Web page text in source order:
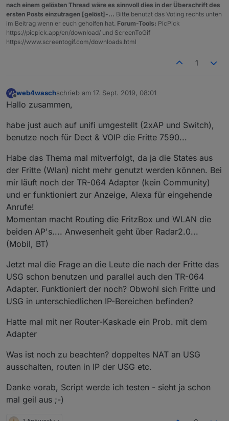
javascript.1	2019-09-16 10:16:01.187
javascript.1	2019-09-16 10:16:01.187
nach einem gelösten Thread wäre es sinnvoll dies in der Überschrift des
ersten Posts einzutragen [gelöst]-... Bitte benutzt das Voting rechts unten
im Beitrag wenn er euch geholfen hat. Forum-Tools: PicPick
https://picpick.app/en/download/ und ScreenToGif
https://www.screentogif.com/downloads.html
1
W
Offline
web4waschschrieb am 17. Sept. 2019, 08:01
zuletzt editiert von
Hallo zusammen,
habe just auch auf unifi umgestellt (2xAP und Switch),
benutze noch für Dect & VOIP die Fritte 7590...
Habe das Thema mal mitverfolgt, da ja die States aus
der Fritte (Wlan) nicht mehr genutzt werden können. Bei
mir läuft noch der TR-064 Adapter (kein Community)
und er funktioniert zur Anzeige, Alexa für eingehende
Anrufe!
Momentan macht Routing die FritzBox und WLAN die
beiden AP's.... Anwesenheit geht über Radar2.0...
(Mobil, BT)
Jetzt mal die Frage an die Leute die nach der Fritte das
USG schon benutzen und parallel auch den TR-064
Adapter. Funktioniert der noch? Obwohl sich Fritte und
USG in unterschiedlichen IP-Bereichen befinden?
Hatte mal mit ner Router-Kaskade ein Prob. mit dem
Adapter
Was ist noch zu beachten? doppeltes NAT an USG
ausschalten, routen in IP der USG etc.
Danke vorab, Script werde ich testen - sieht ja schon
mal geil aus ;-)